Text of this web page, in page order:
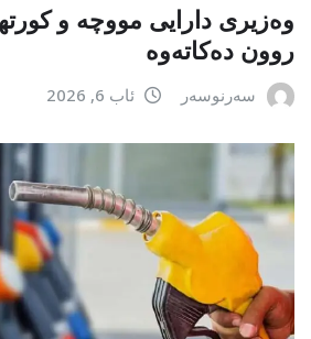
وەزیری دارایی مووچە و
روون دەکاتەوە
سەرنوسەر ئاب 6, 2026